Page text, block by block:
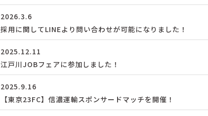
2026.3.6
採用に関してLINEより問い合わせが可能になりました！
2025.12.11
江戸川JOBフェアに参加しました！
2025.9.16
【東京23FC】信濃運輸スポンサードマッチを開催！